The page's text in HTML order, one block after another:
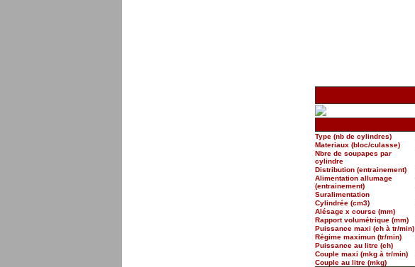
Type (nb de cylindres)
Materiaux (bloc/culasse)
Nbre de soupapes par
cylindre
Distribution (entrainement)
Alimentation allumage
(entrainement)
Suralimentation
Cylindrée (cm3)
Alésage x course (mm)
Rapport volumétrique (mm)
Puissance maxi (ch à tr/min)
Régime maximun (tr/min)
Puissance au litre (ch)
Couple maxi (mkg à tr/min)
Couple au litre (mkg)